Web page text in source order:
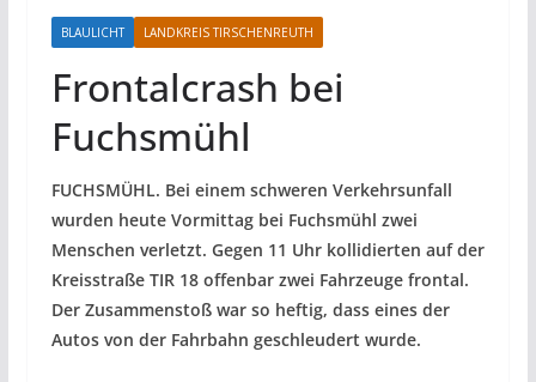
BLAULICHT LANDKREIS TIRSCHENREUTH
Frontalcrash bei
Fuchsmühl
FUCHSMÜHL. Bei einem schweren Verkehrsunfall
wurden heute Vormittag bei Fuchsmühl zwei
Menschen verletzt. Gegen 11 Uhr kollidierten auf der
Kreisstraße TIR 18 offenbar zwei Fahrzeuge frontal.
Der Zusammenstoß war so heftig, dass eines der
Autos von der Fahrbahn geschleudert wurde.